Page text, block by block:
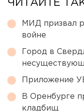
ЧИТАЙТЕ
МИД призвал
войне
Город в
Приложение
В Оренбурге
кладбищ